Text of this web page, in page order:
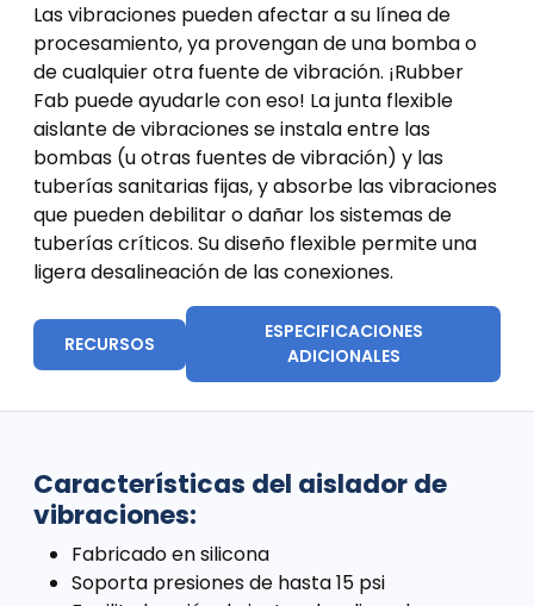
Las vibraciones pueden afectar a su línea de
procesamiento, ya provengan de una bomba o
de cualquier otra fuente de vibración. ¡Rubber
Fab puede ayudarle con eso! La junta flexible
aislante de vibraciones se instala entre las
bombas (u otras fuentes de vibración) y las
tuberías sanitarias fijas, y absorbe las vibraciones
que pueden debilitar o dañar los sistemas de
tuberías críticos. Su diseño flexible permite una
ligera desalineación de las conexiones.
RECURSOS
ESPECIFICACIONES
ADICIONALES
Características del aislador de
vibraciones:
Fabricado en silicona
Soporta presiones de hasta 15 psi